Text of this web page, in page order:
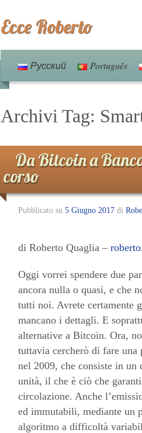
Ecce Roberto
Русский Português
Archivi Tag:
Da Bitcoin a
corso
Pubblicato su 5 Giugno 2017 di
di Roberto Quaglia –
Oggi vorrei spendere due
ancora nulla o quasi, e che
tutti noi. Avrete certamente
mancano i dettagli. E
alternative a Bitcoin. Ora,
tuttavia cercherò di fare una
nel 2009, che consiste in
unità, il che è ciò che
circolazione. Anche
ed immutabili, mediante un
algoritmo a difficoltà